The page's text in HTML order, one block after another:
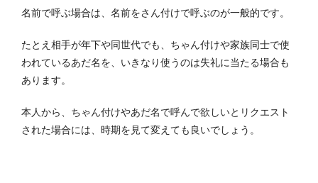
名前で呼ぶ場合は、名前をさん付けで呼ぶのが一般的です。
たとえ相手が年下や同世代でも、ちゃん付けや家族同士で使
われているあだ名を、いきなり使うのは失礼に当たる場合も
あります。
本人から、ちゃん付けやあだ名で呼んで欲しいとリクエスト
された場合には、時期を見て変えても良いでしょう。